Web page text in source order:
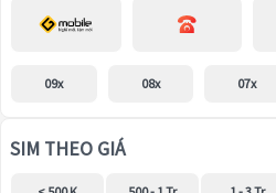
09x 08x 07x
SIM THEO GIÁ